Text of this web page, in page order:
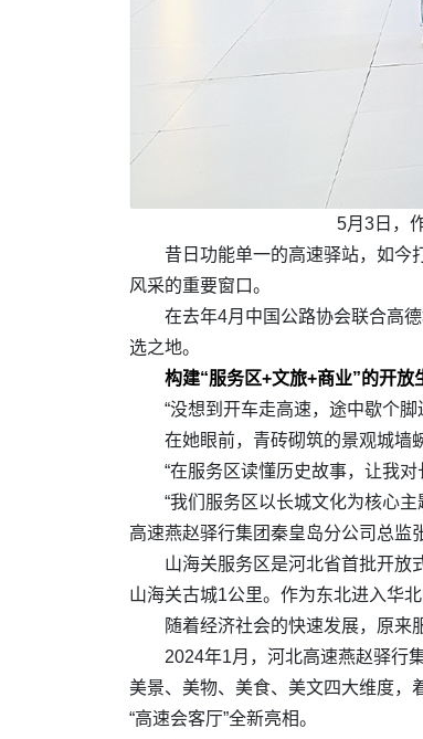
5月3日，
昔日功能单一的高速驿站，如今
风采的重要窗口。
在去年4月中国公路协会联合高
选之地。
构建“服务区+文旅+商业”的开放
“没想到开车走高速，途中歇个
在她眼前，青砖砌筑的景观城墙
“在服务区读懂历史故事，让我
“我们服务区以长城文化为核心
高速燕赵驿行集团秦皇岛分公司总监
山海关服务区是河北省首批开放
山海关古城1公里。作为东北进入华
随着经济社会的快速发展，原来
2024年1月，河北高速燕赵驿行
美景、美物、美食、美文四大维度，
“高速会客厅”全新亮相。